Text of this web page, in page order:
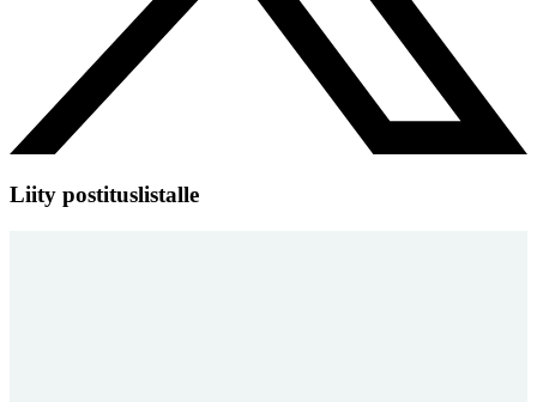
Liity postituslistalle